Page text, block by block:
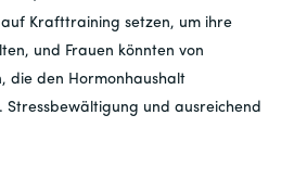
Krafttraining setzen, um ihre
und Frauen könnten von
die den Hormonhaushalt
Stressbewältigung und ausreichend